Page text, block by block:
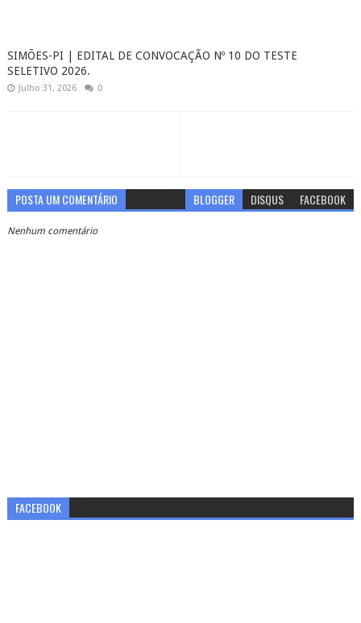
SIMÕES-PI | EDITAL DE CONVOCAÇÃO Nº 10 DO TESTE
SELETIVO 2026.
Julho 31, 2026 0
POSTA UM COMENTÁRIO BLOGGER DISQUS FACEBOOK
Nenhum comentário
FACEBOOK